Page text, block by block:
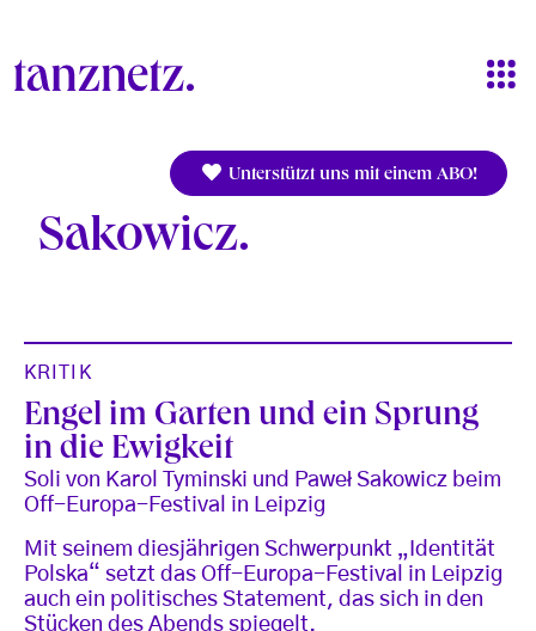
Unterstützt uns mit einem ABO!
Sakowicz
KRITIK
Engel im Garten und ein Sprung
in die Ewigkeit
Soli von Karol Tyminski und Paweł Sakowicz beim
Off-Europa-Festival in Leipzig
Mit seinem diesjährigen Schwerpunkt „Identität
Polska“ setzt das Off-Europa-Festival in Leipzig
auch ein politisches Statement, das sich in den
Stücken des Abends spiegelt.